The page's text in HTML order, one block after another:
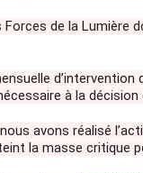
Forces de la Lumière
à la décision
avons réalisé
la masse critique